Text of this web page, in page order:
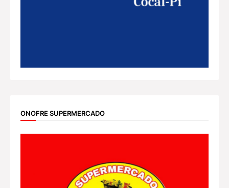
ONOFRE SUPERMERCADO